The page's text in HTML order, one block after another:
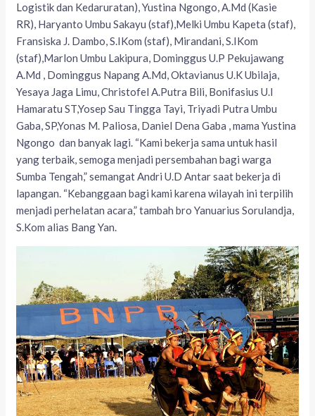
Logistik dan Kedaruratan), Yustina Ngongo, A.Md (Kasie
RR), Haryanto Umbu Sakayu (staf),Melki Umbu Kapeta (staf),
Fransiska J. Dambo, S.IKom (staf), Mirandani, S.IKom
(staf),Marlon Umbu Lakipura, Dominggus U.P Pekujawang
A.Md , Dominggus Napang A.Md, Oktavianus U.K Ubilaja,
Yesaya Jaga Limu, Christofel A.Putra Bili, Bonifasius U.I
Hamaratu ST,Yosep Sau Tingga Tayi, Triyadi Putra Umbu
Gaba, SP,Yonas M. Paliosa, Daniel Dena Gaba , mama Yustina
Ngongo dan banyak lagi. “Kami bekerja sama untuk hasil
yang terbaik, semoga menjadi persembahan bagi warga
Sumba Tengah,” semangat Andri U.D Antar saat bekerja di
lapangan. “Kebanggaan bagi kami karena wilayah ini terpilih
menjadi perhelatan acara,” tambah bro Yanuarius Sorulandja,
S.Kom alias Bang Yan.